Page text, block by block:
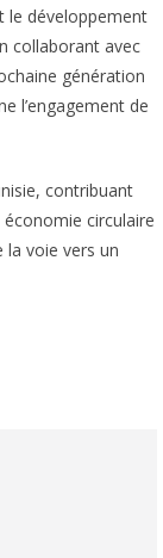
le développement
collaborant avec
génération
l’engagement de
contribuant
circulaire
la voie vers un